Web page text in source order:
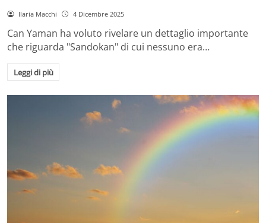
Ilaria Macchi 4 Dicembre 2025
Can Yaman ha voluto rivelare un dettaglio importante
che riguarda "Sandokan" di cui nessuno era…
Leggi di più